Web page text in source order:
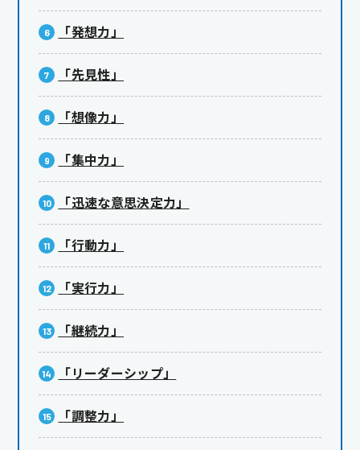
「発想力」
「先見性」
「想像力」
「集中力」
「迅速な意思決定力」
「行動力」
「実行力」
「継続力」
「リーダーシップ」
「調整力」